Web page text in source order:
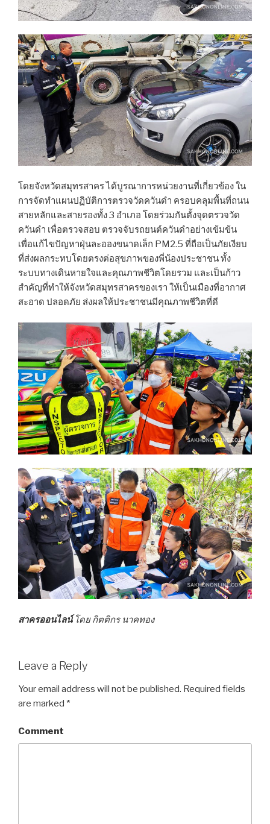
โดยจังหวัดสมุทรสาคร ได้บูรณาการหน่วยงานที่เกี่ยวข้อง ใน
การจัดทำแผนปฏิบัติการตรวจวัดควันดำ ครอบคลุมพื้นที่ถนน
สายหลักและสายรองทั้ง 3 อำเภอ โดยร่วมกันตั้งจุดตรวจวัด
ควันดำ เพื่อตรวจสอบ ตรวจจับรถยนต์ควันดำอย่างเข้มข้น
เพื่อแก้ไขปัญหาฝุ่นละอองขนาดเล็ก PM2.5 ที่ถือเป็นภัยเงียบ
ที่ส่งผลกระทบโดยตรงต่อสุขภาพของพี่น้องประชาชน ทั้ง
ระบบทางเดินหายใจและคุณภาพชีวิตโดยรวม และเป็นก้าว
สำคัญที่ทำให้จังหวัดสมุทรสาครของเรา ให้เป็นเมืองที่อากาศ
สะอาด ปลอดภัย ส่งผลให้ประชาชนมีคุณภาพชีวิตที่ดี
สาครออนไลน์ โดย กิตติกร นาคทอง
Leave a Reply
Your email address will not be published. Required fields
are marked *
Comment